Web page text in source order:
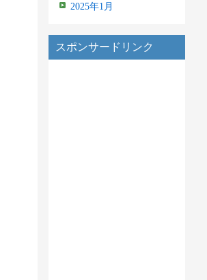
2025年1月
スポンサードリンク